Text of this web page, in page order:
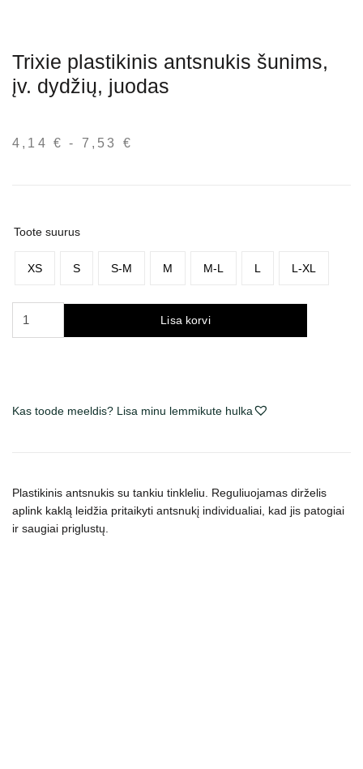
Trixie plastikinis antsnukis šunims,
įv. dydžių, juodas
4,14 € - 7,53 €
Toote suurus
XS S S-M M M-L L L-XL
Trixie
dydžių,
Lisa korvi
Kas toode meeldis? Lisa minu lemmikute hulka
Plastikinis antsnukis su tankiu tinkleliu. Reguliuojamas dirželis
aplink kaklą leidžia pritaikyti antsnukį individualiai, kad jis patogiai
ir saugiai priglustų.